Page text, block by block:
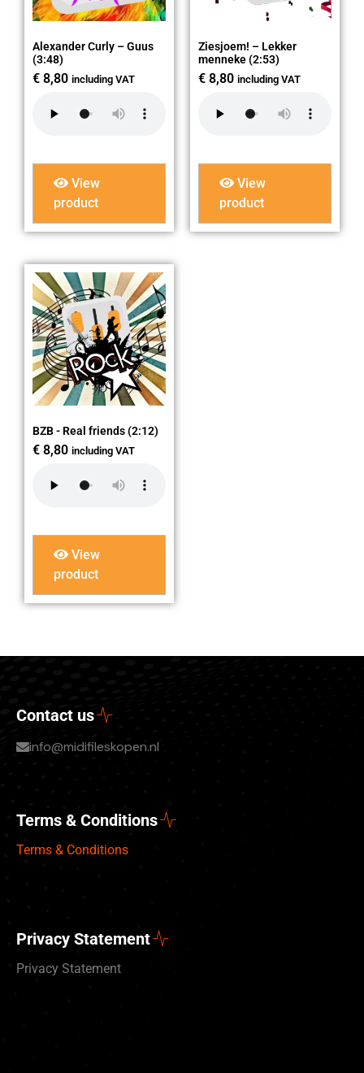
Alexander Curly – Guus
(3:48)
€ 8,80 including VAT
View
product
Ziesjoem! – Lekker
menneke (2:53)
€ 8,80 including VAT
View
product
BZB - Real friends (2:12)
€ 8,80 including VAT
View
product
Contact us
info@midifileskopen.nl
Terms & Conditions
Terms & Conditions
Privacy Statement
Privacy Statement